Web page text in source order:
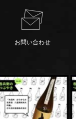
お問い合わせ